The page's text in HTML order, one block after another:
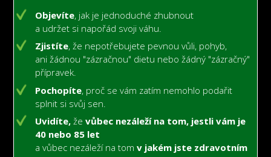
Objevíte, jak je jednoduché zhubnout
a udržet si napořád svoji váhu.
Zjistíte, že nepotřebujete pevnou vůli, pohyb,
ani žádnou "zázračnou" dietu nebo žádný "zázračný"
přípravek.
Pochopíte, proč se vám zatím nemohlo podařit
splnit si svůj sen.
Uvidíte, ževůbec nezáleží na tom, jestli vám je
40 nebo 85 let
a vůbec nezáleží na tom v jakém jste zdravotním